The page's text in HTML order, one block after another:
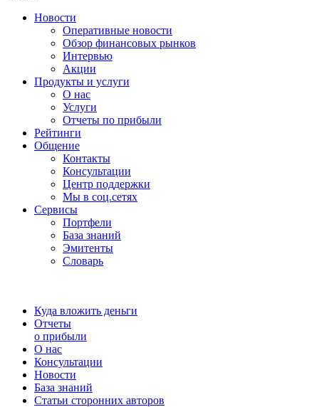
Новости
Оперативные новости
Обзор финансовых рынков
Интервью
Акции
Продукты и услуги
О нас
Услуги
Отчеты по прибыли
Рейтинги
Общение
Контакты
Консультации
Центр поддержки
Мы в соц.сетях
Сервисы
Портфели
База знаний
Эмитенты
Словарь
Куда вложить деньги
Отчеты
о прибыли
О нас
Консультации
Новости
База знаний
Статьи сторонних авторов